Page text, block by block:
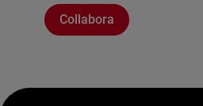
Collabora